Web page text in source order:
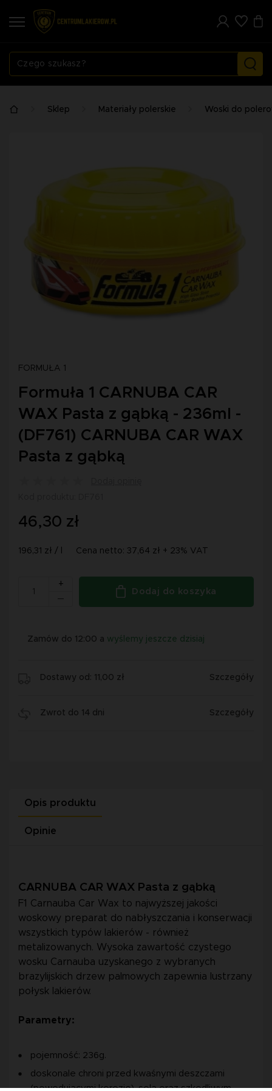
Sklep Materiały polerskie Woski do
FORMUŁA 1
Formuła 1 CARNUBA CAR
WAX Pasta z gąbką - 236ml -
(DF761) CARNUBA CAR WAX
Pasta z gąbką
46,30 zł
196,31 zł / l Cena netto: 37,64 zł + 23% VAT
+
Dodaj do koszyka
Zamów do 12:00 a wyślemy jeszcze dzisiaj
Dostawy od: 11,00 zł Szczegóły
Zwrot do 14 dni Szczegóły
Opis produktu
Opinie
CARNUBA CAR WAX Pasta z gąbką
F1 Carnauba Car Wax to najwyższej jakości
woskowy preparat do nabłyszczania i konserwacji
wszystkich typów lakierów - również
metalizowanych. Wysoka zawartość czystego
wosku Carnauba uzyskanego z wybranych
brazylijskich drzew palmowych zapewnia lustrzany
połysk lakierów.
Parametry:
pojemność: 236g.
doskonale chroni przed kwaśnymi deszczami
(powodującymi korozję), solą oraz szkodliwym